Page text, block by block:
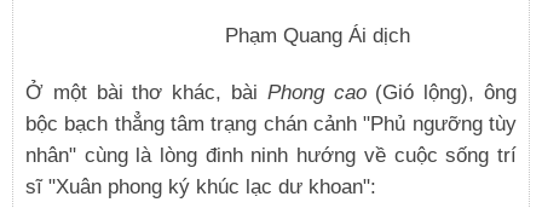
Phạm Quang Ái dịch
Ở một bài thơ khác, bài Phong cao(Gió lộng), ông
bộc bạch thẳng tâm trạng chán cảnh "Phủ ngưỡng tùy
nhân" cùng là lòng đinh ninh hướng về cuộc sống trí
sĩ "Xuân phong ký khúc lạc dư khoan":